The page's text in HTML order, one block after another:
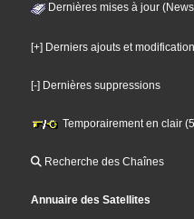
Dernières mises à jour
[+] Derniers ajouts et
[-] Dernières suppressions
Temporairement en clair
Recherche des Chaînes
Annuaire des Satellites